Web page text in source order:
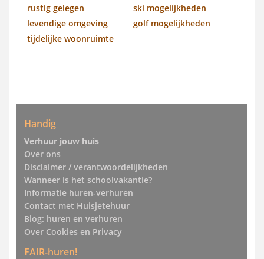
rustig gelegen
ski mogelijkheden
levendige omgeving
golf mogelijkheden
tijdelijke woonruimte
Handig
Verhuur jouw huis
Over ons
Disclaimer / verantwoordelijkheden
Wanneer is het schoolvakantie?
Informatie huren-verhuren
Contact met Huisjetehuur
Blog: huren en verhuren
Over Cookies en Privacy
FAIR-huren!